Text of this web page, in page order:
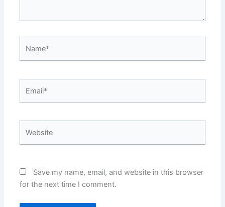
Save my name, email, and website in this browser
for the next time I comment.